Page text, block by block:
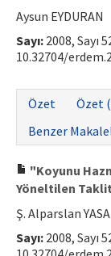
Aysun EYDURAN
Sayı: 2008, Sayı
10.32704/
Özet
Özet
Benzer
"Koyunu
Yöneltilen
Ş. Alparslan YASA
Sayı: 2008, Sayı